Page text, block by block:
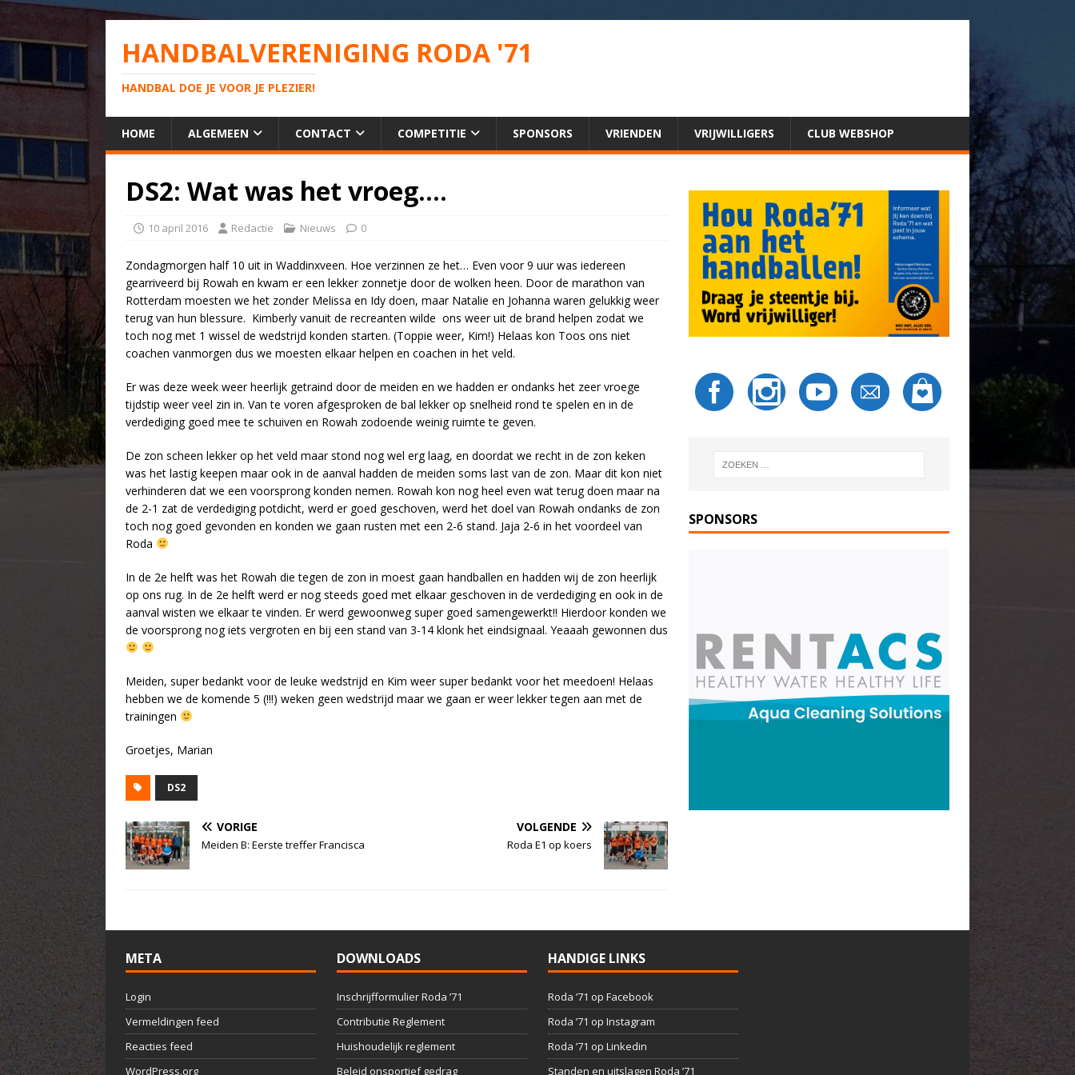
HANDBALVERENIGING RODA '71
HANDBAL DOE JE VOOR JE PLEZIER!
HOME ALGEMEEN CONTACT COMPETITIE SPONSORS VRIENDEN VRIJWILLIGERS CLUB WEBSHOP
DS2: Wat was het vroeg….
10 april 2016 Redactie Nieuws 0
Zondagmorgen half 10 uit in Waddinxveen. Hoe verzinnen ze het… Even voor 9 uur was iedereen
gearriveerd bij Rowah en kwam er een lekker zonnetje door de wolken heen. Door de marathon van
Rotterdam moesten we het zonder Melissa en Idy doen, maar Natalie en Johanna waren gelukkig weer
terug van hun blessure. Kimberly vanuit de recreanten wilde ons weer uit de brand helpen zodat we
toch nog met 1 wissel de wedstrijd konden starten. (Toppie weer, Kim!) Helaas kon Toos ons niet
coachen vanmorgen dus we moesten elkaar helpen en coachen in het veld.
Er was deze week weer heerlijk getraind door de meiden en we hadden er ondanks het zeer vroege
tijdstip weer veel zin in. Van te voren afgesproken de bal lekker op snelheid rond te spelen en in de
verdediging goed mee te schuiven en Rowah zodoende weinig ruimte te geven.
De zon scheen lekker op het veld maar stond nog wel erg laag, en doordat we recht in de zon keken
was het lastig keepen maar ook in de aanval hadden de meiden soms last van de zon. Maar dit kon niet
verhinderen dat we een voorsprong konden nemen. Rowah kon nog heel even wat terug doen maar na
de 2-1 zat de verdediging potdicht, werd er goed geschoven, werd het doel van Rowah ondanks de zon
toch nog goed gevonden en konden we gaan rusten met een 2-6 stand. Jaja 2-6 in het voordeel van
Roda
In de 2e helft was het Rowah die tegen de zon in moest gaan handballen en hadden wij de zon heerlijk
op ons rug. In de 2e helft werd er nog steeds goed met elkaar geschoven in de verdediging en ook in de
aanval wisten we elkaar te vinden. Er werd gewoonweg super goed samengewerkt!! Hierdoor konden we
de voorsprong nog iets vergroten en bij een stand van 3-14 klonk het eindsignaal. Yeaaah gewonnen dus
Meiden, super bedankt voor de leuke wedstrijd en Kim weer super bedankt voor het meedoen! Helaas
hebben we de komende 5 (!!!) weken geen wedstrijd maar we gaan er weer lekker tegen aan met de
trainingen
Groetjes, Marian
DS2
VORIGE
Meiden B: Eerste treffer Francisca
VOLGENDE
Roda E1 op koers
SPONSORS
META
Login
Vermeldingen feed
Reacties feed
WordPress.org
DOWNLOADS
Inschrijfformulier Roda ’71
Contributie Reglement
Huishoudelijk reglement
Beleid onsportief gedrag
HANDIGE LINKS
Roda ’71 op Facebook
Roda ’71 op Instagram
Roda ’71 op Linkedin
Standen en uitslagen Roda ’71